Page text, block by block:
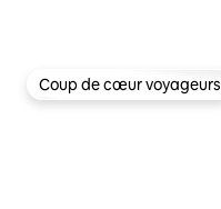
Coup de cœur voyageurs
Coup de cœur voyageurs